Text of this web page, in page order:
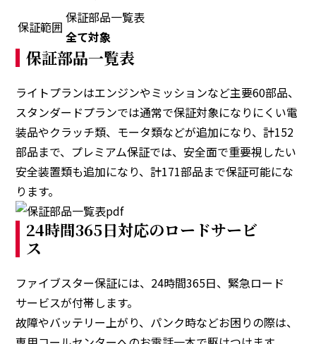
保証範囲
保証部品一覧表
全て対象
保証部品一覧表
ライトプランはエンジンやミッションなど主要60部品、
スタンダードプランでは通常で保証対象になりにくい電
装品やクラッチ類、モータ類などが追加になり、計152
部品まで、プレミアム保証では、安全面で重要視したい
安全装置類も追加になり、計171部品まで保証可能にな
ります。
24時間365日対応のロードサービ
ス
ファイブスター保証には、24時間365日、緊急ロード
サービスが付帯します。
故障やバッテリー上がり、パンク時などお困りの際は、